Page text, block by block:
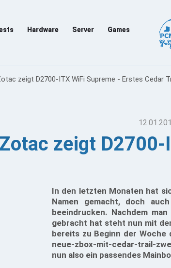
Hardware Server Games
zeigt D2700-ITX WiFi Supreme - Erstes Cedar
Zotac zeigt D2700-
In den letzten Monaten hat
Namen gemacht, doch
beeindrucken. Nachdem
gebracht hat steht nun mit
bereits zu Beginn der
neue-zbox-mit-cedar-trail-
nun also ein passendes